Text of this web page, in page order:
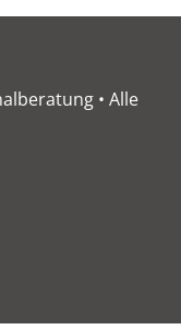
• Alle